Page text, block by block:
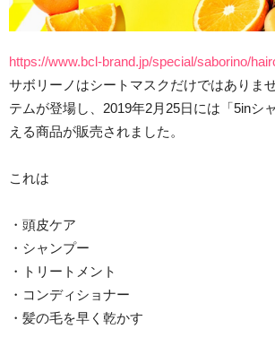
https://www.bcl-brand.jp/special/saborino/
サボリーノはシートマスクだけではありま
テムが登場し、2019年2月25日には「5inシ
える商品が販売されました。
これは
・頭皮ケア
・シャンプー
・トリートメント
・コンディショナー
・髪の毛を早く乾かす